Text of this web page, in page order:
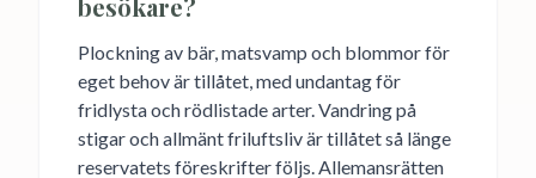
besökare?
Plockning av bär, matsvamp och blommor för
eget behov är tillåtet, med undantag för
fridlysta och rödlistade arter. Vandring på
stigar och allmänt friluftsliv är tillåtet så länge
reservatets föreskrifter följs. Allemansrätten